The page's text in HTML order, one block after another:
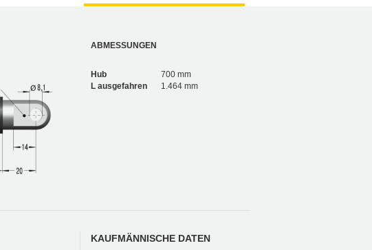
ABMESSUNGEN
Hub
700 mm
L ausgefahren
1.464 mm
KAUFMÄNNISCHE DATEN